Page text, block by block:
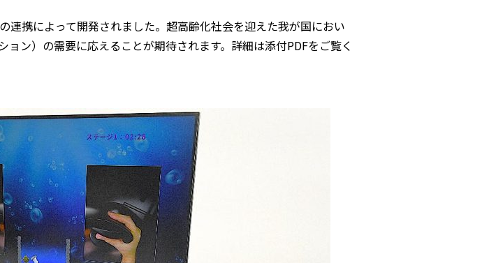
携によって開発されました。超高齢化社会を迎えた我が国におい
ン）の需要に応えることが期待されます。詳細は添付PDFをご覧く